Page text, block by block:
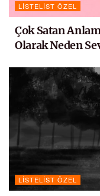
LISTELIST ÖZEL
Çok Satan
Olarak Neden
LISTELIST ÖZEL